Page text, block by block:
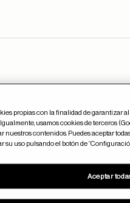
ayuda
propias con la finalidad de garantizar
usamos cookies de terceros
nuestros contenidos. Puedes aceptar
su uso pulsando el botón de
Aceptar